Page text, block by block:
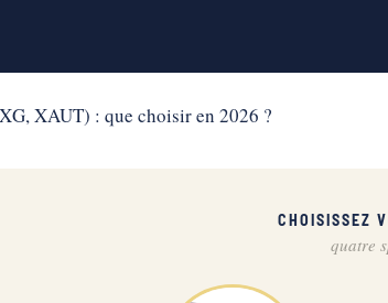
XAUT) : que choisir en 2026 ?
CHOISISSEZ
quatre